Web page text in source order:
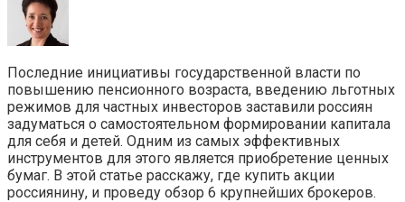
Последние инициативы государственной власти по
повышению пенсионного возраста, введению льготных
режимов для частных инвесторов заставили россиян
задуматься о самостоятельном формировании капитала
для себя и детей. Одним из самых эффективных
инструментов для этого является приобретение ценных
бумаг. В этой статье расскажу, где купить акции
россиянину, и проведу обзор 6 крупнейших брокеров.